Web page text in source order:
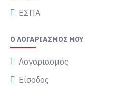
ΕΣΠΑ
Ο ΛΟΓΑΡΙΑΣΜΌΣ ΜΟΥ
Λογαριασμός
Είσοδος